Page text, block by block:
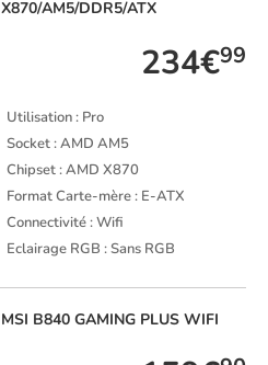
X870/AM5/DDR5/ATX
234€99
Utilisation : Pro
Socket : AMD AM5
Chipset : AMD X870
Format Carte-mère : E-ATX
Connectivité : Wifi
Eclairage RGB : Sans RGB
MSI B840 GAMING PLUS WIFI